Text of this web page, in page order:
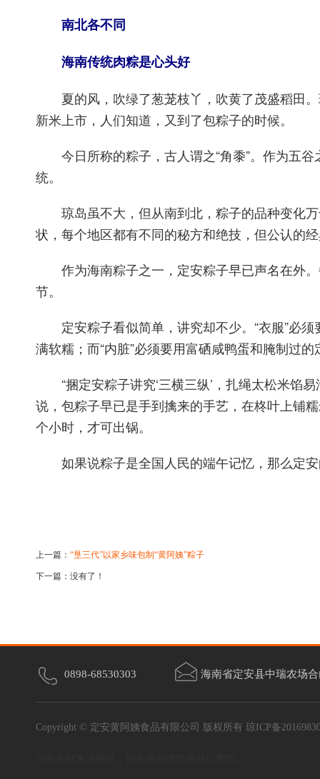
南北各不同
海南传统肉粽是心头好
夏的风，吹绿了葱茏枝丫，吹黄了茂盛稻田。
新米上市，人们知道，又到了包粽子的时候。
今日所称的粽子，古人谓之“角黍”。作为五谷
统。
琼岛虽不大，但从南到北，粽子的品种变化
状，每个地区都有不同的秘方和绝技，但公认的
作为海南粽子之一，定安粽子早已声名在外。
节。
定安粽子看似简单，讲究却不少。“衣服”必须
满软糯；而“内脏”必须要用富硒咸鸭蛋和腌制过
“捆定安粽子讲究‘三横三纵’，扎绳太松米馅
说，包粽子早已是手到擒来的手艺，在柊叶上铺
个小时，才可出锅。
如果说粽子是全国人民的端午记忆，那么定安
上一篇： “垦三代”以家乡味包制“黄阿姨”粽子
下一篇：没有了！
0898-68530303 海南省定安县中瑞农场
Copyright © 定安黄阿姨食品有限公司 版权所有 琼ICP备